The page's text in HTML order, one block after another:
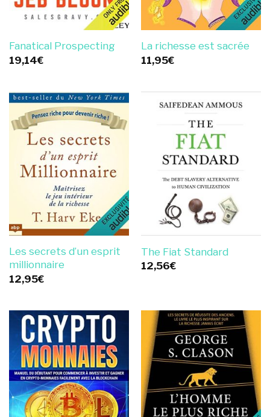
Fanatical Prospecting
19,14€
La richesse est sacrée
11,95€
Les secrets d’un esprit
millionnaire
12,95€
The Fiat Standard
12,56€